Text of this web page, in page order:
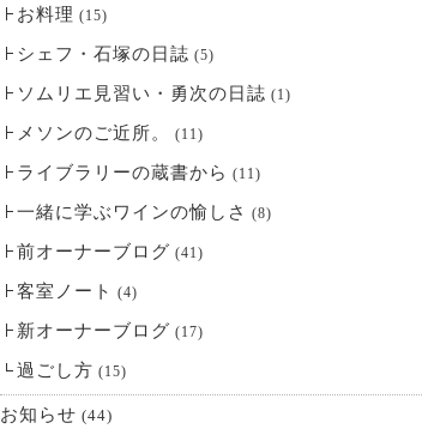
お料理 (15)
シェフ・石塚の日誌 (5)
ソムリエ見習い・勇次の日誌 (1)
メソンのご近所。 (11)
ライブラリーの蔵書から (11)
一緒に学ぶワインの愉しさ (8)
前オーナーブログ (41)
客室ノート (4)
新オーナーブログ (17)
過ごし方 (15)
お知らせ (44)